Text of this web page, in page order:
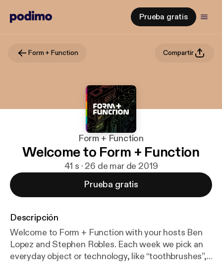
Prueba gratis
Form + Function Compartir
Form + Function
Welcome to Form + Function
41 s · 26 de mar de 2019
Prueba gratis
Descripción
Welcome to Form + Function with your hosts Ben
Lopez and Stephen Robles. Each week we pick an
everyday object or technology, like “toothbrushes”,